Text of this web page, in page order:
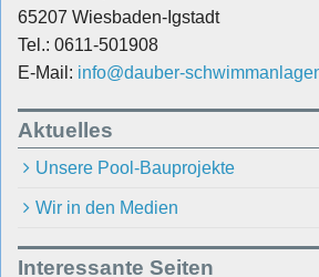
65207 Wiesbaden-Igstadt
Tel.: 0611-501908
E-Mail: info@dauber-
Aktuelles
Unsere Pool-Bauprojekte
Wir in den Medien
Interessante Seiten